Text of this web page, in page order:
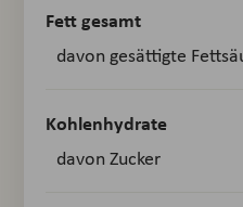
Fett gesamt
davon gesättigte
Kohlenhydrate
davon Zucker